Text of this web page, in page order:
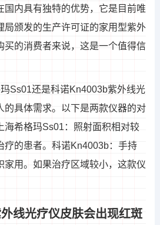
国内具有独特的优势，它是目前唯
局颁发的生产许可证的家用型紫外
买的消费者来说，这是一个值得信
Ss01还是科诺Kn4003b紫外线光
的具体需求。以下是两款仪器的对
海希格玛Ss01：照射面积相对较
疗的患者。科诺Kn4003b：手持
家用。如果治疗区域较小，这款仪
线光疗仪皮肤会出现红斑